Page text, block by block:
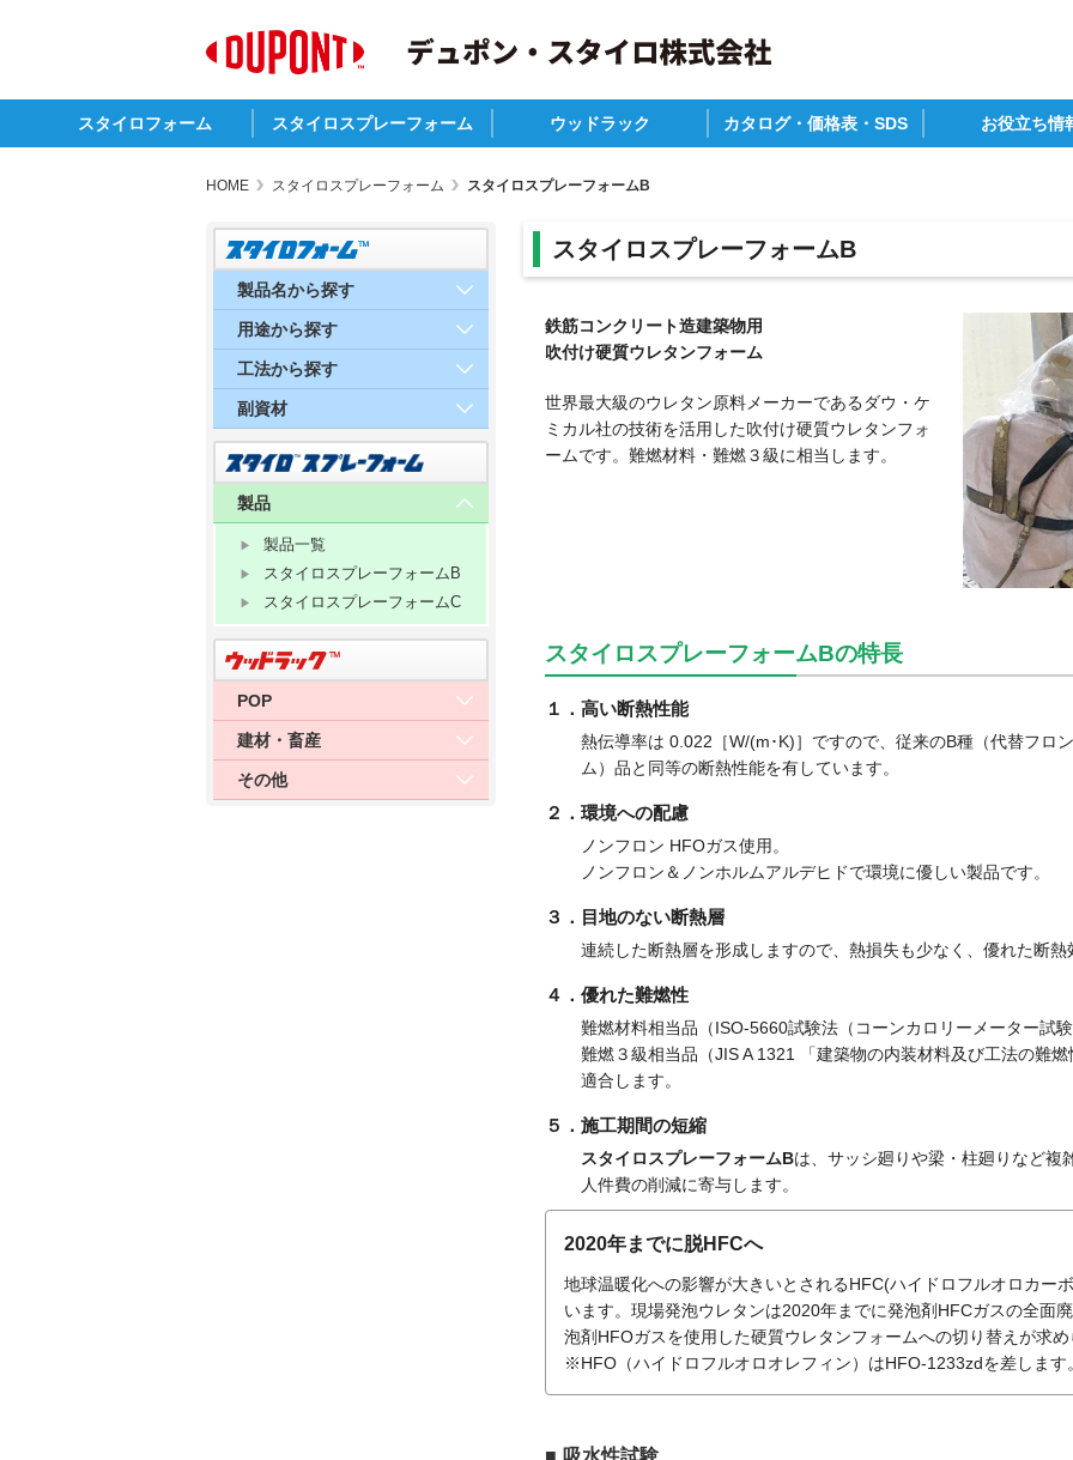
スタイロフォーム スタイロスプレーフォーム ウッドラック カタログ・価格表・SDS お役立ち情
HOME スタイロスプレーフォーム スタイロスプレーフォームB
スタイロスプレーフォームB
鉄筋コンクリート造建築物用
吹付け硬質ウレタンフォーム
世界最大級のウレタン原料メーカーであるダウ・ケ
ミカル社の技術を活用した吹付け硬質ウレタンフォ
ームです。難燃材料・難燃３級に相当します。
スタイロスプレーフォームBの特長
１．高い断熱性能
熱伝導率は 0.022［W/(m･K)］ですので、従来のB種（代替フロ
ム）品と同等の断熱性能を有しています。
２．環境への配慮
ノンフロン HFOガス使用。
ノンフロン＆ノンホルムアルデヒドで環境に優しい製品です。
３．目地のない断熱層
連続した断熱層を形成しますので、熱損失も少なく、優れた断
４．優れた難燃性
難燃材料相当品（ISO-5660試験法（コーンカロリーメーター試
難燃３級相当品（JIS A 1321 「建築物の内装材料及び工法の難
適合します。
５．施工期間の短縮
スタイロスプレーフォームBは、サッシ廻りや梁・柱廻りなど複
人件費の削減に寄与します。
2020年までに脱HFCへ
地球温暖化への影響が大きいとされるHFC(ハイドロフルオロカー
います。現場発泡ウレタンは2020年までに発泡剤HFCガスの全面
泡剤HFOガスを使用した硬質ウレタンフォームへの切り替えが求
※HFO（ハイドロフルオロオレフィン）はHFO-1233zdを差します
吸水性試験
製品名から探す
用途から探す
工法から探す
副資材
製品
製品一覧
スタイロスプレーフォームB
スタイロスプレーフォームC
POP
建材・畜産
その他